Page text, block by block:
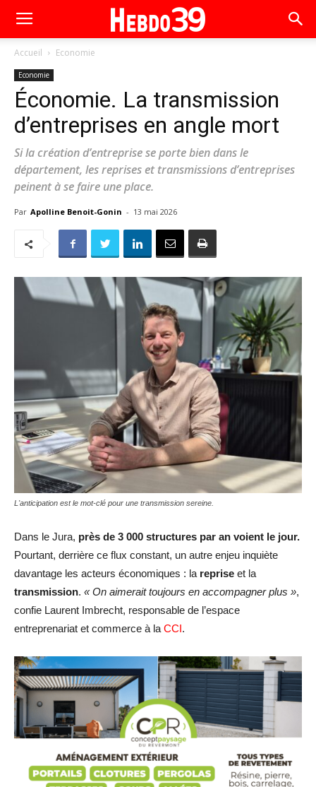
Accueil Economie
Economie
Économie. La transmission
d’entreprises en angle mort
Si la création d’entreprise se porte bien dans le
département, les reprises et transmissions d’entreprises
peinent à se faire une place.
Par Apolline Benoit-Gonin - 13 mai 2026
L'anticipation est le mot-clé pour une transmission sereine.
Dans le Jura, près de 3 000 structures par an voient le jour.
Pourtant, derrière ce flux constant, un autre enjeu inquiète
davantage les acteurs économiques : la reprise et la
transmission. « On aimerait toujours en accompagner plus »,
confie Laurent Imbrecht, responsable de l’espace
entreprenariat et commerce à la CCI.